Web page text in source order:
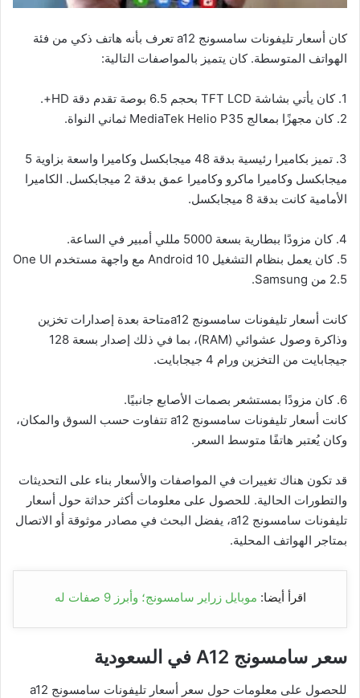
كان أسعار تليفونات سامسونج a12 تعرف بأنه هاتف ذكي من فئة
الهواتف المتوسطة. كان يتميز بالمواصفات التالية:
1. كان يأتي بشاشة TFT LCD بحجم 6.5 بوصة تقدم دقة HD+.
2. كان مجهزًا بمعالج MediaTek Helio P35 ثماني النواة.
3. تميز بكاميرا رئيسية بدقة 48 ميجابكسل وكاميرا واسعة بزاوية 5
ميجابكسل وكاميرا ماكرو وكاميرا عمق بدقة 2 ميجابكسل. الكاميرا
الأمامية كانت بدقة 8 ميجابكسل.
4. كان مزودًا ببطارية بسعة 5000 مللي أمبير في الساعة.
5. كان يعمل بنظام التشغيل Android 10 مع واجهة مستخدم One UI
2.5 من Samsung.
كانت أسعار تليفونات سامسونج a12متاحة بعدة إصدارات تخزين
وذاكرة وصول عشوائي (RAM)، بما في ذلك إصدار بسعة 128
جيجابايت من التخزين ورام 4 جيجابايت.
6. كان مزودًا بمستشعر بصمات الأصابع جانبيًا.
كانت أسعار تليفونات سامسونج a12 تتفاوت حسب السوق والمكان،
وكان يُعتبر هاتفًا متوسط السعر.
قد تكون هناك تغييرات في المواصفات والأسعار بناء على التحديثات
والتطورات الحالية. للحصول على معلومات أكثر حداثة حول أسعار
تليفونات سامسونج a12، يفضل البحث في مصادر موثوقة أو الاتصال
بمتاجر الهواتف المحلية.
اقرأ أيضا: موبايل زراير سامسونج؛ وأبرز 9 صفات له
سعر سامسونج A12 في السعودية
للحصول على معلومات حول سعر أسعار تليفونات سامسونج a12